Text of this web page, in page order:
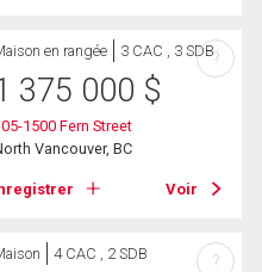
en rangée 3 CAC , 3 SDB
375 000 $
1500 Fern Street
Vancouver, BC
Voir
?
4 CAC , 2 SDB ?